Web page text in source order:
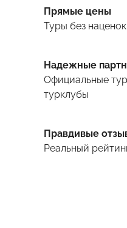
Прямые цены
Туры без
Надежные
Официальные
турклубы
Правдивые
Реальный